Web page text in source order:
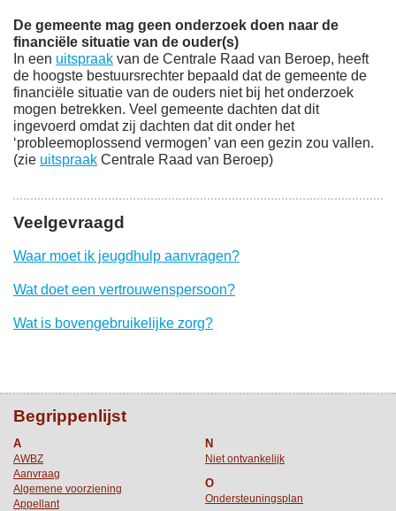
De gemeente mag geen onderzoek doen naar de
financiële situatie van de ouder(s)
In een uitspraak van de Centrale Raad van Beroep, heeft
de hoogste bestuursrechter bepaald dat de gemeente de
financiële situatie van de ouders niet bij het onderzoek
mogen betrekken. Veel gemeente dachten dat dit
ingevoerd omdat zij dachten dat dit onder het
‘probleemoplossend vermogen’ van een gezin zou vallen.
(zie uitspraak Centrale Raad van Beroep)
Veelgevraagd
Waar moet ik jeugdhulp aanvragen?
Wat doet een vertrouwenspersoon?
Wat is bovengebruikelijke zorg?
Begrippenlijst
A
AWBZ
Aanvraag
Algemene voorziening
Appellant
N
Niet ontvankelijk
O
Ondersteuningsplan